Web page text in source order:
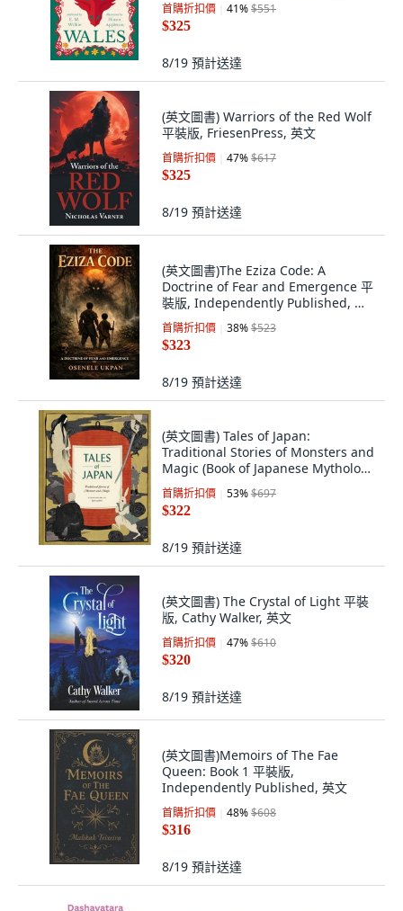
首購折扣價 41%$551
$325
8/19 預計送達
(英文圖書) Warriors of the Red Wolf
平裝版, FriesenPress, 英文
首購折扣價 47%$617
$325
8/19 預計送達
(英文圖書)The Eziza Code: A
Doctrine of Fear and Emergence 平
裝版, Independently Published, 英
文, 平裝本
首購折扣價 38%$523
$323
8/19 預計送達
(英文圖書) Tales of Japan:
Traditional Stories of Monsters and
Magic (Book of Japanese Mythology
Folk T... 精裝版, Chronicle Books, 英
文
首購折扣價 53%$697
$322
8/19 預計送達
(英文圖書) The Crystal of Light 平裝
版, Cathy Walker, 英文
首購折扣價 47%$610
$320
8/19 預計送達
(英文圖書)Memoirs of The Fae
Queen: Book 1 平裝版,
Independently Published, 英文
首購折扣價 48%$608
$316
8/19 預計送達